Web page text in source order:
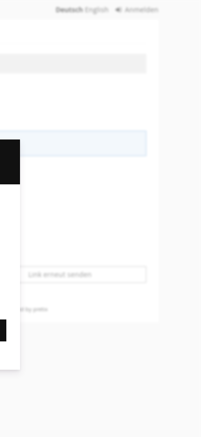
Deutsch English Anmelden
Link erneut senden
powered by pretix